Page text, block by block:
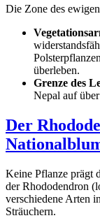
Die Zone des
überleben.
Grenze des
Nepal auf
Der
Keine Pflanze prägt
der Rhododendron
verschiedene Arten
Sträuchern.